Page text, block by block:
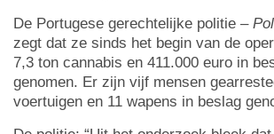
De Portugese gerechtelijke politie –
zegt dat ze sinds het begin van de
7,3 ton cannabis en 411.000 euro in
genomen. Er zijn vijf mensen
voertuigen en 11 wapens in beslag